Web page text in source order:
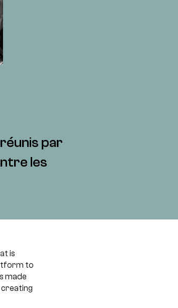
par
les
is
to
made